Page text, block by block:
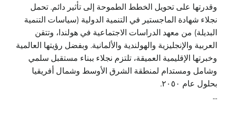
وقدرتها على تحويل الخطط الطموحة إلى تأثير دائم. تحمل
نجلاء شهادة الماجستير في التنمية الدولية (سياسات التنمية
البديلة) من معهد الدراسات الاجتماعية في هولندا، وتتقن
العربية والإنجليزية والهولندية والألمانية. وبفضل رؤيتها العالمية
وخبرتها الإقليمية العميقة، تلتزم نجلاء ببناء مستقبل سلمي
وشامل ومستدام لمنطقة الشرق الأوسط وشمال أفريقيا
بحلول عام ٢٠٥٠.
...